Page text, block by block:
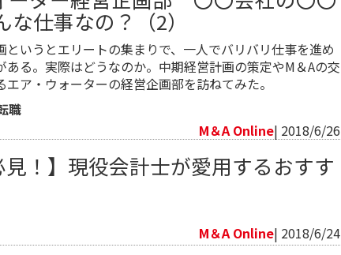
な仕事なの？（2）
というとエリートの集まりで、一人でバリバリ仕事を進め
ある。実際はどうなのか。中期経営計画の策定やM＆Aの交
エア・ウォーターの経営企画部を訪ねてみた。
職
M＆A Online| 2018/6/26
見！】現役会計士が愛用するおすす
M＆A Online| 2018/6/24